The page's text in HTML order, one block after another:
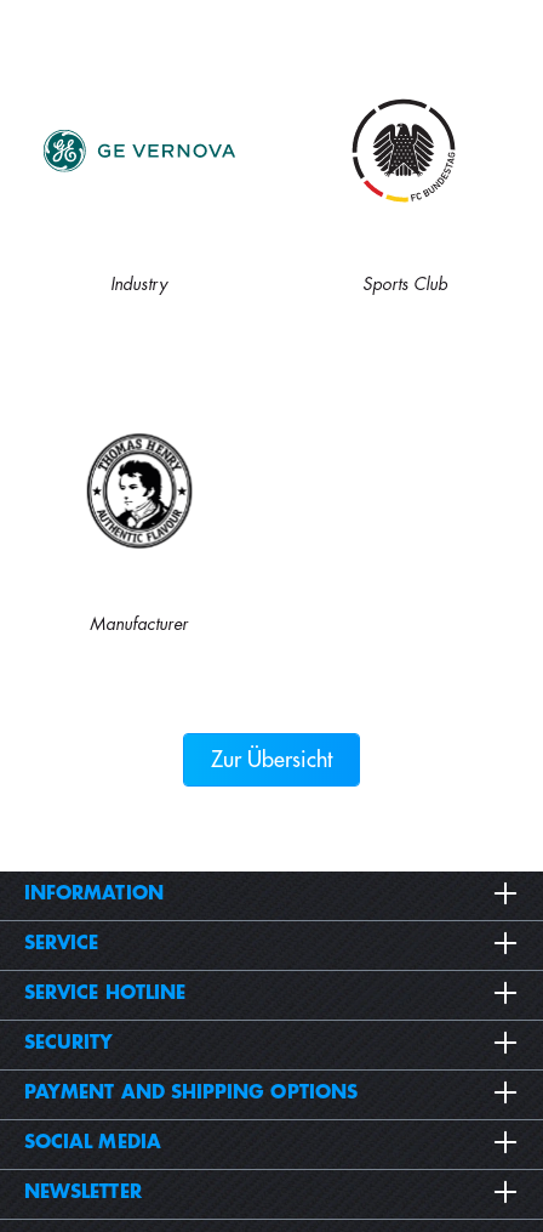
Industry Sports Club
Manufacturer
Zur Übersicht
INFORMATION
SERVICE
SERVICE HOTLINE
SECURITY
PAYMENT AND SHIPPING OPTIONS
SOCIAL MEDIA
NEWSLETTER